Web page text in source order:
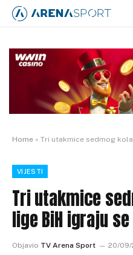
Home » Tri utakmice sedmog
VIJESTI
Tri utakmice
lige BiH igraju
Objavio TV Arena Sport 20/09/